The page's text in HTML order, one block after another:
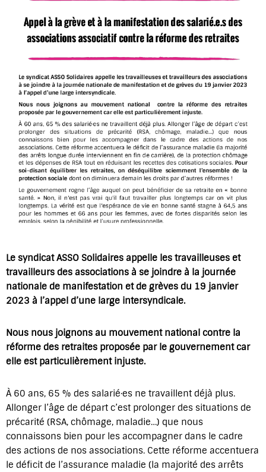
Le syndicat ASSO Solidaires appelle les travailleuses et
travailleurs des associations à se joindre à la journée
nationale de manifestation et de grèves du 19 janvier
2023 à l’appel d’une large intersyndicale.
Nous nous joignons au mouvement national contre la
réforme des retraites proposée par le gouvernement car
elle est particulièrement injuste.
À 60 ans, 65 % des salarié·es ne travaillent déjà plus.
Allonger l’âge de départ c’est prolonger des situations de
précarité (RSA, chômage, maladie…) que nous
connaissons bien pour les accompagner dans le cadre
des actions de nos associations. Cette réforme accentuera
le déficit de l’assurance maladie (la majorité des arrêts